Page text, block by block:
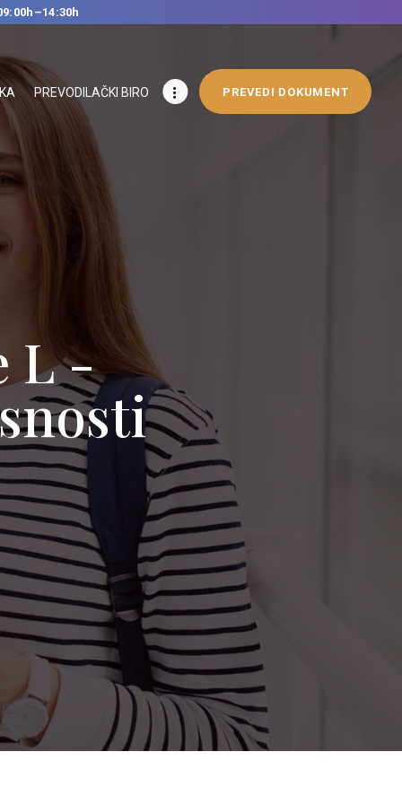
PREVODILAČKI BIRO PREVEDI DOKUMENT
L -